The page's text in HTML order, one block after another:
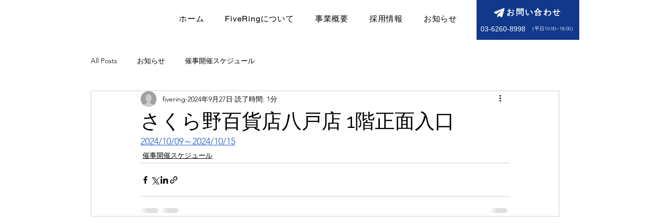
ホーム FiveRingについて ​事業概要 採用情報 お知らせ
お問い合わせ
03-6260-8998 ​（平日10:00~18:00）
All Posts お知らせ 催事開催スケジュール
さくら野百貨店八戸店 1階正面入口
fivering 2024年9月27日 読了時間: 1分
2024/10/09～2024/10/15
催事開催スケジュール